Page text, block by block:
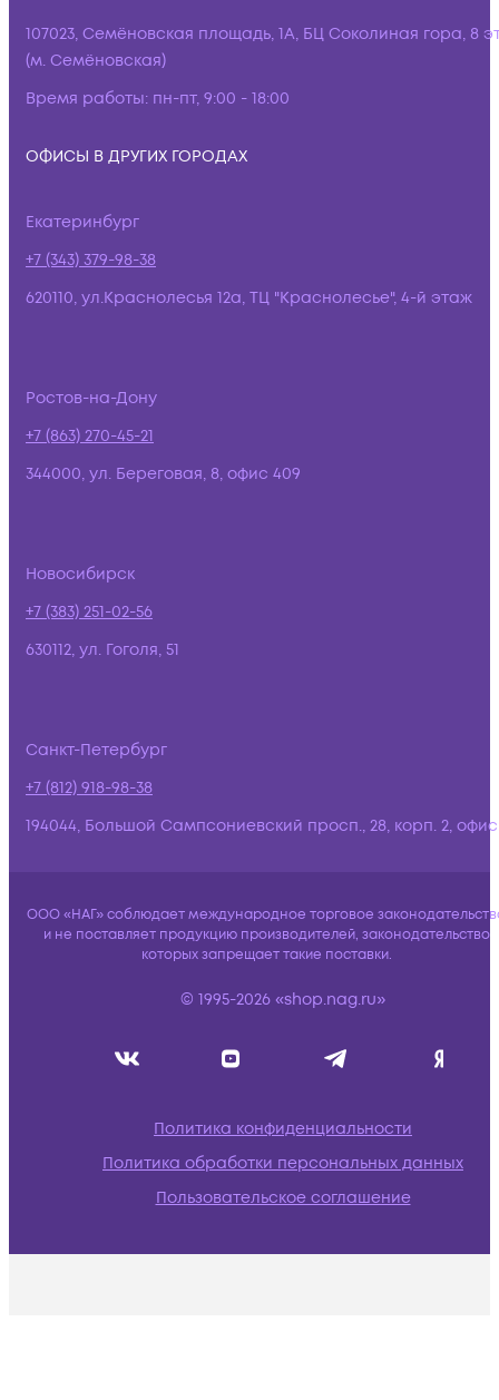
107023, Семёновская площадь, 1А, БЦ Соколиная гора, 8
(м. Семёновская)
Время работы: пн-пт, 9:00 - 18:00
ОФИСЫ В ДРУГИХ ГОРОДАХ
Екатеринбург
+7 (343) 379-98-38
620110, ул.Краснолесья 12а, ТЦ "Краснолесье", 4-й этаж
Ростов-на-Дону
+7 (863) 270-45-21
344000, ул. Береговая, 8, офис 409
Новосибирск
+7 (383) 251-02-56
630112, ул. Гоголя, 51
Санкт-Петербург
+7 (812) 918-98-38
194044, Большой Сампсониевский просп., 28, корп. 2,
ООО «НАГ» соблюдает международное торговое
и не поставляет продукцию производителей, законодательство
которых запрещает такие поставки.
© 1995-2026 «shop.nag.ru»
Политика конфиденциальности
Политика обработки персональных данных
Пользовательское соглашение